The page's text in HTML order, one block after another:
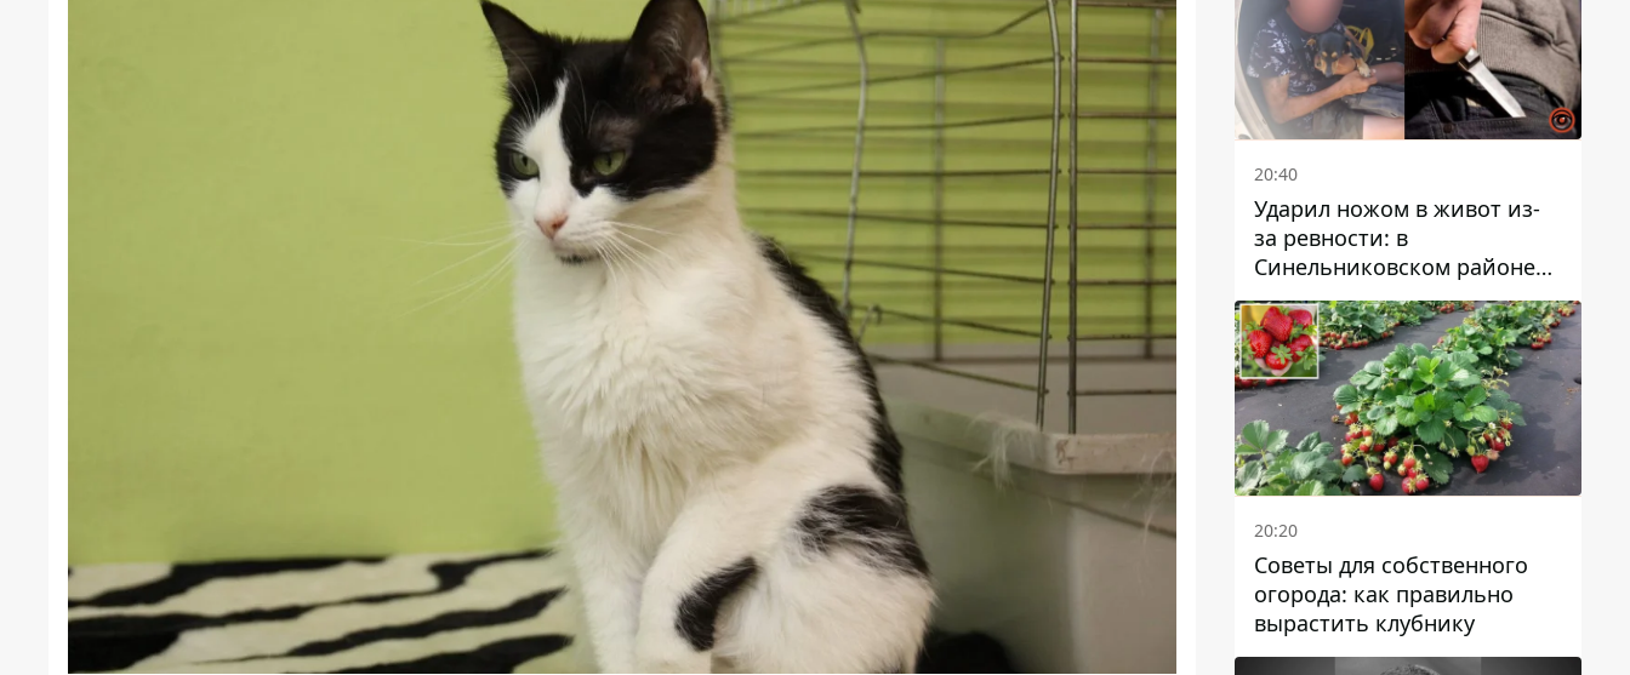
20:40
Ударил ножом в живот из-
за ревности: в
Синельниковском районе
задержали 49-летнего
мужчину за убийство
20:20
Советы для собственного
огорода: как правильно
вырастить клубнику